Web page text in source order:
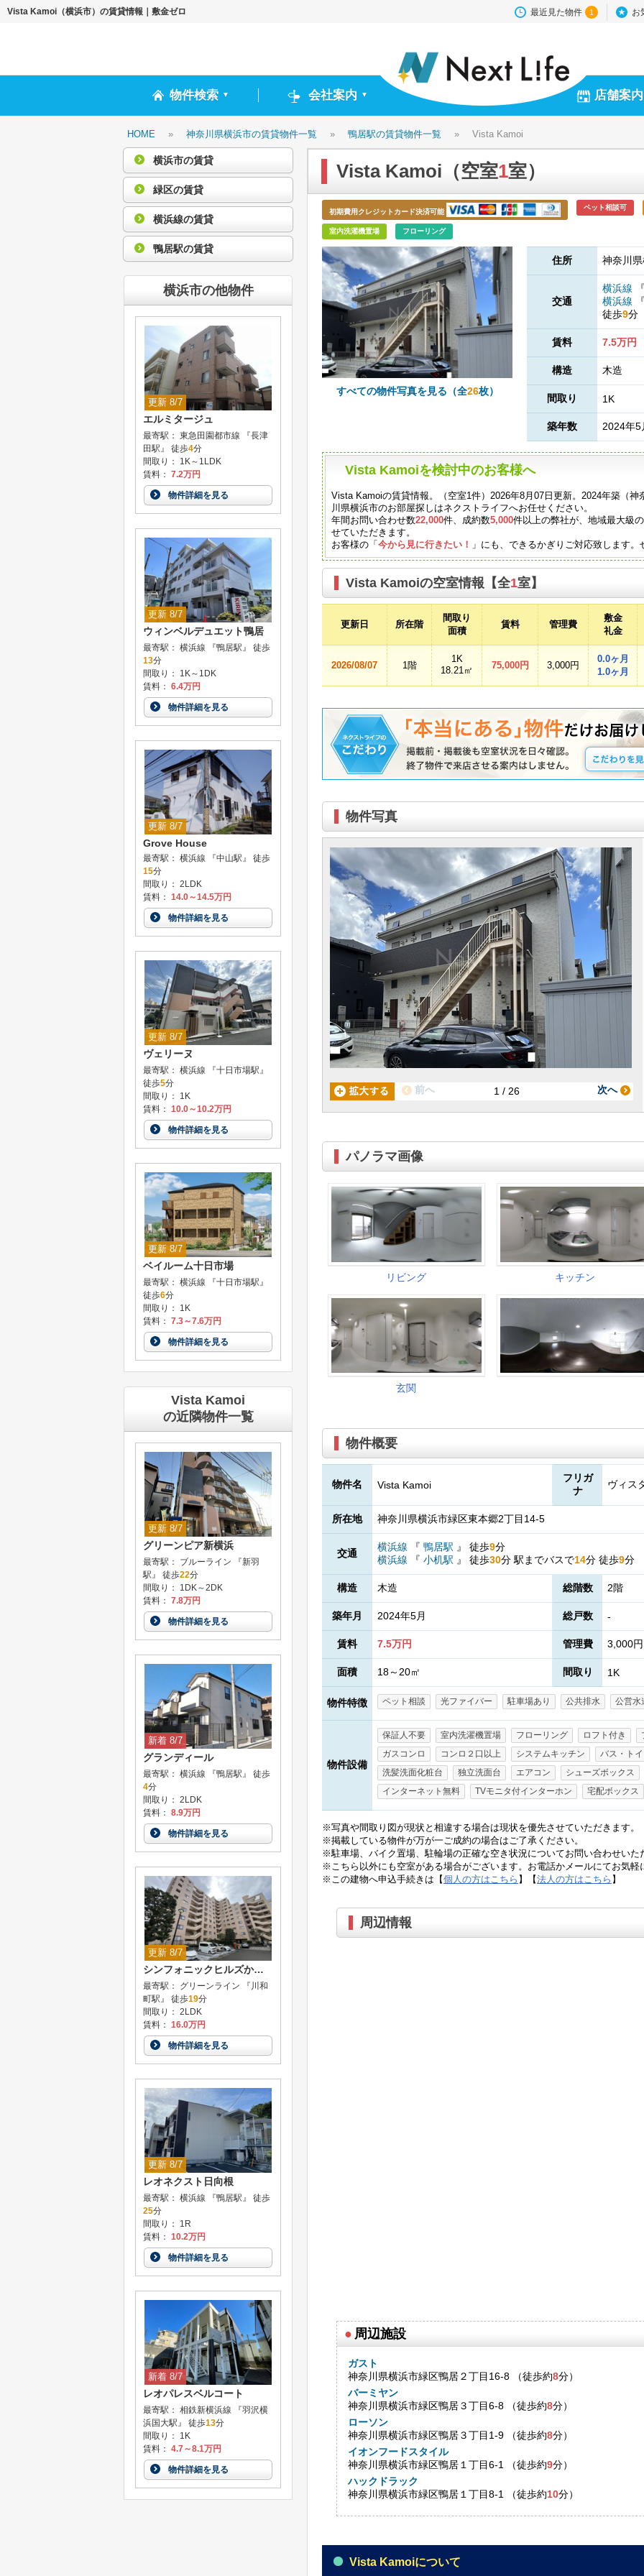
Vista Kamoi（横浜市）の賃貸情報｜敷金ゼロ 最近見た物件 1 お
物件検索 ▼ 会社案内 ▼ 店舗案内
HOME » 神奈川県横浜市の賃貸物件一覧 » 鴨居駅の賃貸物件一覧 » Vista Kamoi
Vista Kamoi（空室1室）
初期費用クレジットカード決済可能
ペット相談可
室内洗濯機置場 フローリング
すべての物件写真を見る（全26枚）
住所 神奈川
交通
横浜線
横浜線
徒歩9分
賃料 7.5万円
構造 木造
間取り 1K
築年数 2024年5
Vista Kamoiを検討中のお客様へ
Vista Kamoiの賃貸情報。（空室1件）2026年8月07日更新。2024年築（
川県横浜市のお部屋探しはネクストライフへお任せください。
年間お問い合わせ数22,000件、成約数5,000件以上の弊社が、地域最大級
せていただきます。
お客様の「今から見に行きたい！ 」にも、できるかぎりご対応致します
Vista Kamoiの空室情報【全1室】
更新日 所在階
間取り
面積
賃料 管理費
敷金
礼金
2026/08/07 1階
1K
18.21㎡
75,000円 3,000円
0.0ヶ月
1.0ヶ月
物件写真
1 / 26
前へ 次へ
パノラマ画像
物件概要
物件名 Vista Kamoi
フリガ
ナ
ヴィス
所在地 神奈川県横浜市緑区東本郷2丁目14-5
交通
横浜線 『 鴨居駅 』 徒歩9分
横浜線
『 小机駅 』 徒歩30分 駅までバスで14分 徒歩9分
構造 木造 総階数 2階
築年月 2024年5月 総戸数 -
賃料 7.5万円 管理費 3,000円
面積 18～20㎡ 間取り 1K
物件特徴 ペット相談 光ファイバー 駐車場あり 公共排水 公営水
物件設備
保証人不要 室内洗濯機置場 フローリング ロフト付き
ガスコンロ
コンロ２口以上 システムキッチン
バス・ト
洗髪洗面化粧台
独立洗面台 エアコン
シューズボックス
インターネット無料
TVモニタ付インターホン 宅配ボックス
※写真や間取り図が現状と相違する場合は現状を優先させていただきます。
※掲載している物件が万が一ご成約の場合はご了承ください。
※駐車場、バイク置場、駐輪場の正確な空き状況についてお問い合わせいた
※こちら以外にも空室がある場合がございます。お電話かメールにてお気軽
※この建物へ申込手続きは【個人の方はこちら 】【法人の方はこちら 】
周辺情報
● 周辺施設
ガスト
神奈川県横浜市緑区鴨居２丁目16-8 （徒歩約8分）
バーミヤン
神奈川県横浜市緑区鴨居３丁目6-8 （徒歩約8分）
ローソン
神奈川県横浜市緑区鴨居３丁目1-9 （徒歩約8分）
イオンフードスタイル
神奈川県横浜市緑区鴨居１丁目6-1 （徒歩約9分）
ハックドラック
神奈川県横浜市緑区鴨居１丁目8-1 （徒歩約10分）
Vista Kamoiについて
横浜市の賃貸
緑区の賃貸
横浜線の賃貸
鴨居駅の賃貸
横浜市の他物件
更新 8/7
エルミタージュ
最寄駅： 東急田園都市線 『長津
田駅』 徒歩4分
間取り： 1K～1LDK
賃料： 7.2万円
物件詳細を見る
更新 8/7
ウィンベルデュエット鴨居
最寄駅： 横浜線 『鴨居駅』 徒歩
13分
間取り： 1K～1DK
賃料： 6.4万円
物件詳細を見る
更新 8/7
Grove House
最寄駅： 横浜線 『中山駅』 徒歩
15分
間取り： 2LDK
賃料： 14.0～14.5万円
物件詳細を見る
更新 8/7
ヴェリーヌ
最寄駅： 横浜線 『十日市場駅』
徒歩5分
間取り： 1K
賃料： 10.0～10.2万円
物件詳細を見る
更新 8/7
ベイルーム十日市場
最寄駅： 横浜線 『十日市場駅』
徒歩6分
間取り： 1K
賃料： 7.3～7.6万円
物件詳細を見る
Vista Kamoi
の近隣物件一覧
更新 8/7
グリーンピア新横浜
最寄駅： ブルーライン 『新羽
駅』 徒歩22分
間取り： 1DK～2DK
賃料： 7.8万円
物件詳細を見る
新着 8/7
グランディール
最寄駅： 横浜線 『鴨居駅』 徒歩
4分
間取り： 2LDK
賃料： 8.9万円
物件詳細を見る
更新 8/7
シンフォニックヒルズかがやきの街 8号棟
最寄駅： グリーンライン 『川和
町駅』 徒歩19分
間取り： 2LDK
賃料： 16.0万円
物件詳細を見る
更新 8/7
レオネクスト日向根
最寄駅： 横浜線 『鴨居駅』 徒歩
25分
間取り： 1R
賃料： 10.2万円
物件詳細を見る
新着 8/7
レオパレスベルコート
最寄駅： 相鉄新横浜線 『羽沢横
浜国大駅』 徒歩13分
間取り： 1K
賃料： 4.7～8.1万円
物件詳細を見る